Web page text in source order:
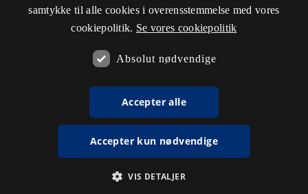
samtykke til alle cookies i overensstemmelse med vores
cookiepolitik. Se vores cookiepolitik
Absolut nødvendige
Accepter alle
Accepter kun nødvendige
VIS DETALJER